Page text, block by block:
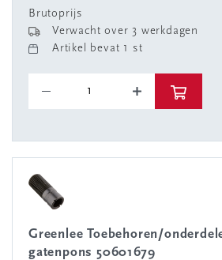
Brutoprijs
Verwacht over 3 werkdagen
Artikel bevat 1 st
Greenlee Toebehoren/onderdelen voor
gatenpons 50601679